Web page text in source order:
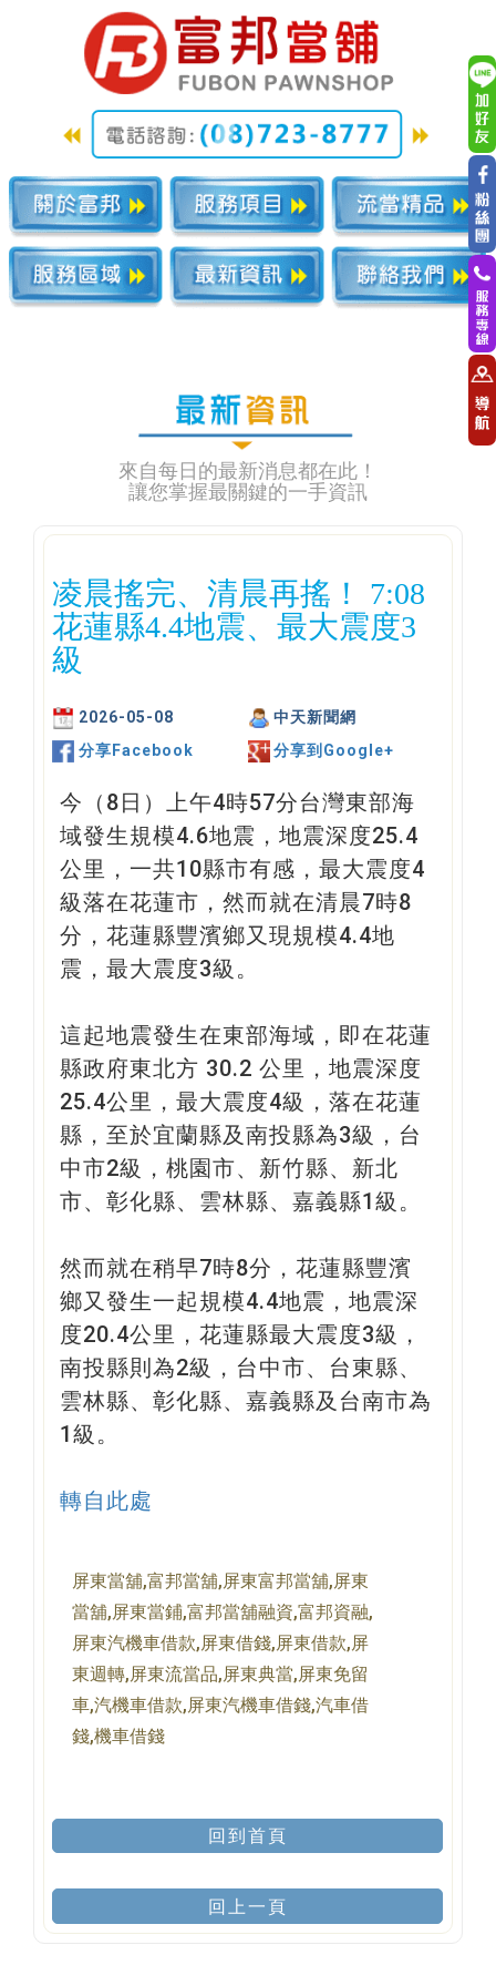
來自每日的最新消息都在此！
讓您掌握最關鍵的一手資訊
凌晨搖完、清晨再搖！ 7:08
花蓮縣4.4地震、最大震度3
級
2026-05-08
中天新聞網
分享Facebook
分享到Google+
今（8日）上午4時57分台灣東部海
域發生規模4.6地震，地震深度25.4
公里，一共10縣市有感，最大震度4
級落在花蓮市，然而就在清晨7時8
分，花蓮縣豐濱鄉又現規模4.4地
震，最大震度3級。
這起地震發生在東部海域，即在花蓮
縣政府東北方 30.2 公里，地震深度
25.4公里，最大震度4級，落在花蓮
縣，至於宜蘭縣及南投縣為3級，台
中市2級，桃園市、新竹縣、新北
市、彰化縣、雲林縣、嘉義縣1級。
然而就在稍早7時8分，花蓮縣豐濱
鄉又發生一起規模4.4地震，地震深
度20.4公里，花蓮縣最大震度3級，
南投縣則為2級，台中市、台東縣、
雲林縣、彰化縣、嘉義縣及台南市為
1級。
轉自此處
屏東當舖,富邦當舖,屏東富邦當舖,屏東
當舖,屏東當鋪,富邦當舖融資,富邦資融,
屏東汽機車借款,屏東借錢,屏東借款,屏
東週轉,屏東流當品,屏東典當,屏東免留
車,汽機車借款,屏東汽機車借錢,汽車借
錢,機車借錢
回到首頁
回上一頁